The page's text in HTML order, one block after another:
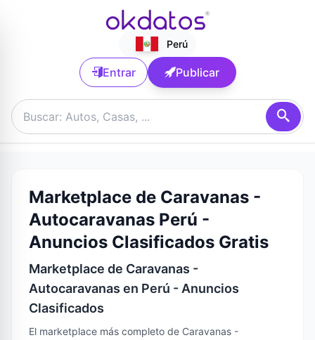
Perú
Entrar Publicar
Marketplace de Caravanas -
Autocaravanas Perú -
Anuncios Clasificados Gratis
Marketplace de Caravanas -
Autocaravanas en Perú - Anuncios
Clasificados
El marketplace más completo de Caravanas -